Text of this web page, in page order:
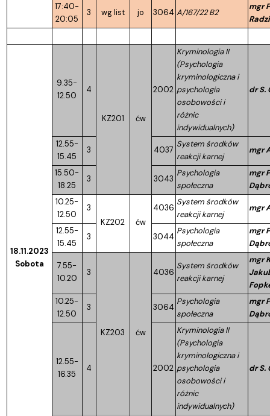
17:40-
20:05
3 wg list jo 3064 A/167/22 B2
mgr
18.11.2023
Sobota
9.35-
12.50
4
KZ201 ćw
2002
Kryminologia II
(Psychologia
kryminologiczna i
psychologia
osobowości i
różnic
indywidualnych)
dr S.
12.55-
15.45
3 4037
System środków
reakcji karnej
mgr
15.50-
18.25
3 3043
Psychologia
społeczna
mgr
10.25-
12.50
3
KZ202
ćw
4036
System środków
reakcji karnej
mgr
12.55-
15.45
3 3044
Psychologia
społeczna
mgr
7.55-
10.20
3
KZ203 ćw
4036
System środków
reakcji karnej
mgr
10.25-
12.50
3 3064
Psychologia
społeczna
mgr
12.55-
16.35
4 2002
Kryminologia II
(Psychologia
kryminologiczna i
psychologia
osobowości i
różnic
indywidualnych)
dr S.